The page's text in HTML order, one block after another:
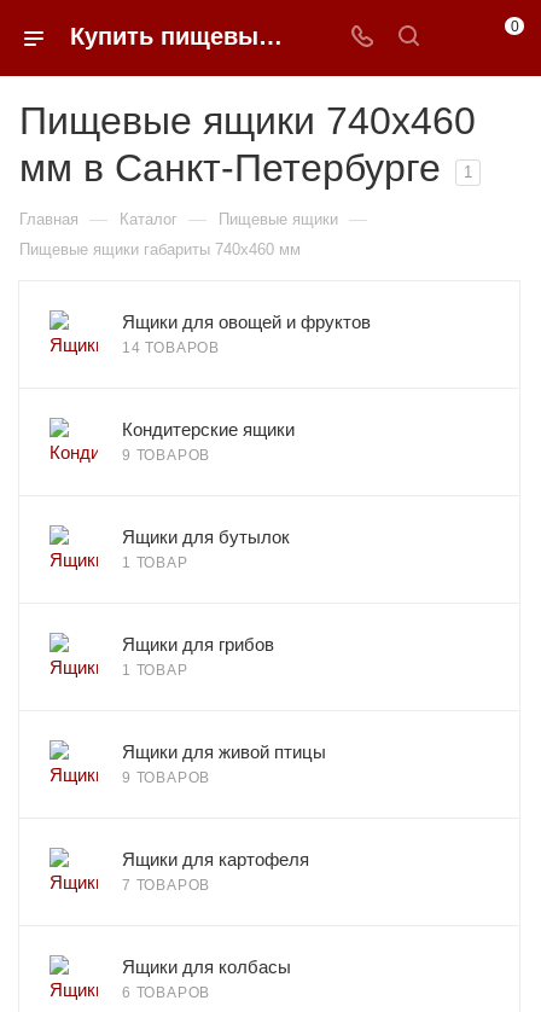
Купить пищевые ящики 740*460 мм в Санкт-Петербурге в 0FFER 0
Пищевые ящики 740x460
мм в Санкт-Петербурге
1
Главная — Каталог — Пищевые ящики —
Пищевые ящики габариты 740x460 мм
Ящики для овощей и фруктов
14 ТОВАРОВ
Кондитерские ящики
9 ТОВАРОВ
Ящики для бутылок
1 ТОВАР
Ящики для грибов
1 ТОВАР
Ящики для живой птицы
9 ТОВАРОВ
Ящики для картофеля
7 ТОВАРОВ
Ящики для колбасы
6 ТОВАРОВ